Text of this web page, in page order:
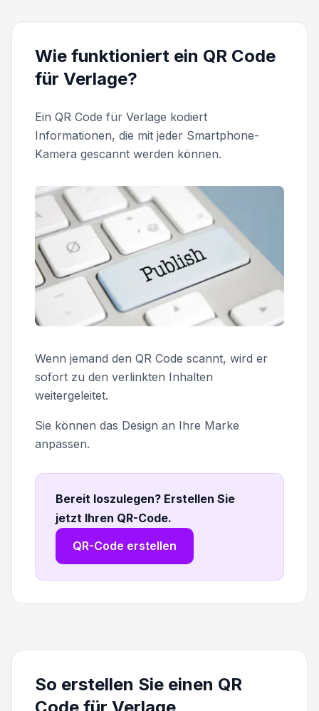
Wie funktioniert ein QR Code
für Verlage?
Ein QR Code für Verlage kodiert
Informationen, die mit jeder Smartphone-
Kamera gescannt werden können.
Wenn jemand den QR Code scannt, wird er
sofort zu den verlinkten Inhalten
weitergeleitet.
Sie können das Design an Ihre Marke
anpassen.
Bereit loszulegen? Erstellen Sie
jetzt Ihren QR-Code.
QR-Code erstellen
So erstellen Sie einen QR